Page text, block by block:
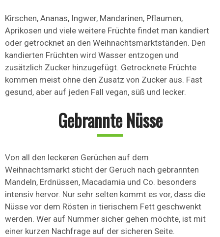
Kirschen, Ananas, Ingwer, Mandarinen, Pflaumen,
Aprikosen und viele weitere Früchte findet man kandiert
oder getrocknet an den Weihnachtsmarktständen. Den
kandierten Früchten wird Wasser entzogen und
zusätzlich Zucker hinzugefügt. Getrocknete Früchte
kommen meist ohne den Zusatz von Zucker aus. Fast
gesund, aber auf jeden Fall vegan, süß und lecker.
Gebrannte Nüsse
Von all den leckeren Gerüchen auf dem
Weihnachtsmarkt sticht der Geruch nach gebrannten
Mandeln, Erdnüssen, Macadamia und Co. besonders
intensiv hervor. Nur sehr selten kommt es vor, dass die
Nüsse vor dem Rösten in tierischem Fett geschwenkt
werden. Wer auf Nummer sicher gehen möchte, ist mit
einer kurzen Nachfrage auf der sicheren Seite.